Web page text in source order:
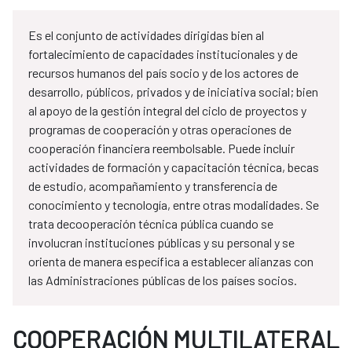
Es el conjunto de actividades dirigidas bien al
fortalecimiento de capacidades institucionales y de
recursos humanos del país socio y de los actores de
desarrollo, públicos, privados y de iniciativa social; bien
al apoyo de la gestión integral del ciclo de proyectos y
programas de cooperación y otras operaciones de
cooperación financiera reembolsable. Puede incluir
actividades de formación y capacitación técnica, becas
de estudio, acompañamiento y transferencia de
conocimiento y tecnología, entre otras modalidades. Se
trata decooperación técnica pública cuando se
involucran instituciones públicas y su personal y se
orienta de manera específica a establecer alianzas con
las Administraciones públicas de los países socios.
COOPERACIÓN MULTILATERAL